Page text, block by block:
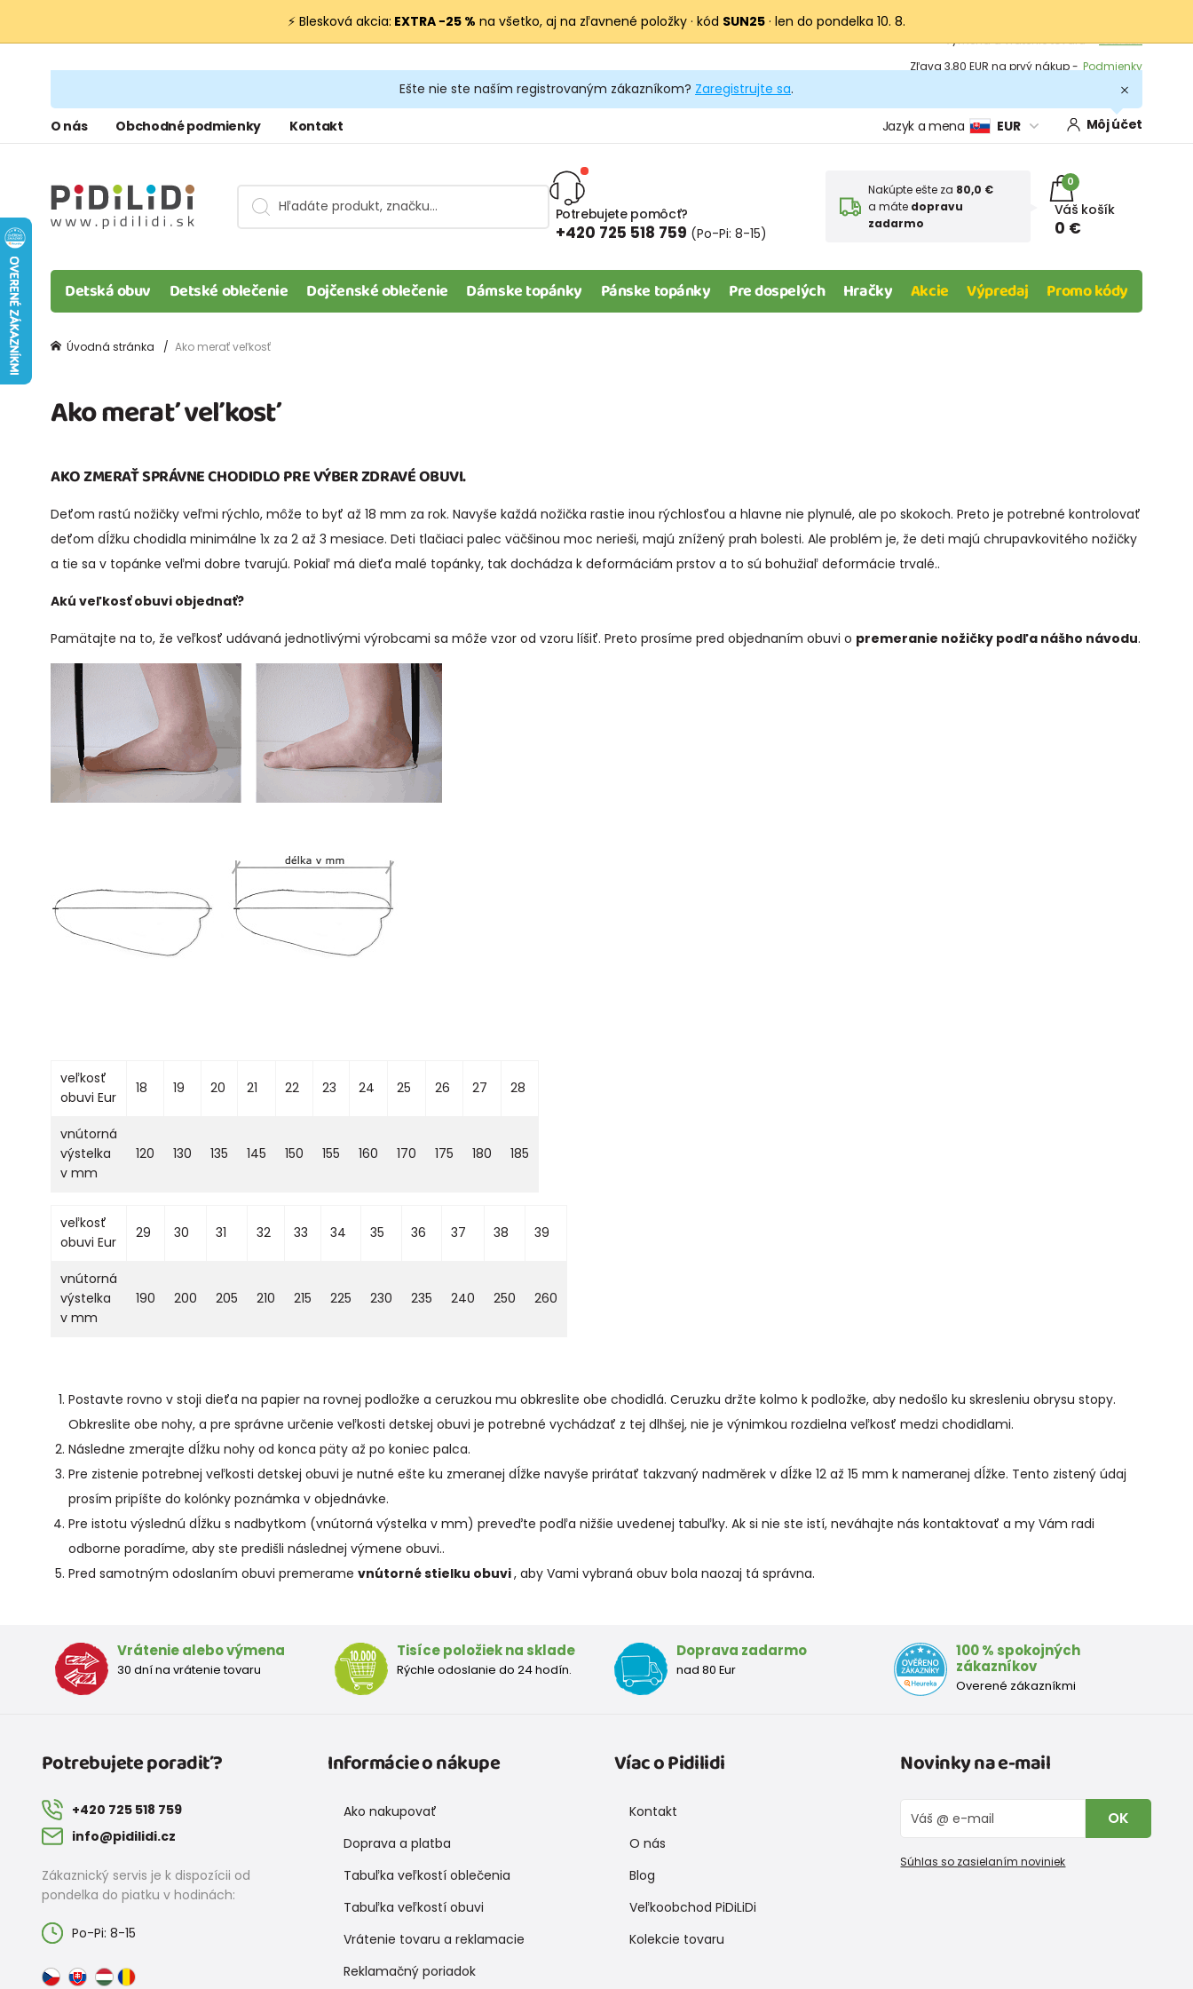
⚡ Blesková akcia: EXTRA −25 % na všetko, aj na zľavnené položky · kód SUN25 · len do pondelka 10. 8.
Podmienky
Ešte nie ste naším registrovaným zákazníkom? Zaregistrujte sa.
O nás Obchodné podmienky Kontakt Jazyk a mena EUR Môj účet
Potrebujete pomôcť?
+420 725 518 759 (Po-Pi: 8-15)
Nakúpte ešte za 80,0 €
a máte dopravu
zadarmo
0
Váš košík
0 €
Detská obuv Detské oblečenie Dojčenské oblečenie Dámske topánky Pánske topánky Pre dospelých Hračky Akcie Výpredaj Promo kódy
Úvodná stránka Ako merať veľkosť
Ako merať veľkosť
AKO ZMERAŤ SPRÁVNE CHODIDLO PRE VÝBER ZDRAVÉ OBUVI.
Deťom rastú nožičky veľmi rýchlo, môže to byť až 18 mm za rok. Navyše každá nožička rastie inou rýchlosťou a hlavne nie plynulé, ale po skokoch. Preto je potrebné kontrolovať
deťom dĺžku chodidla minimálne 1x za 2 až 3 mesiace. Deti tlačiaci palec väčšinou moc nerieši, majú znížený prah bolesti. Ale problém je, že deti majú chrupavkovitého nožičky
a tie sa v topánke veľmi dobre tvarujú. Pokiaľ má dieťa malé topánky, tak dochádza k deformáciám prstov a to sú bohužiaľ deformácie trvalé..
Akú veľkosť obuvi objednať?
Pamätajte na to, že veľkosť udávaná jednotlivými výrobcami sa môže vzor od vzoru líšiť. Preto prosíme pred objednaním obuvi o premeranie nožičky podľa nášho návodu.
veľkosť
obuvi Eur
18 19 20 21 22 23 24 25 26 27 28
vnútorná
výstelka
v mm
120 130 135 145 150 155 160 170 175 180 185
veľkosť
obuvi Eur
29 30 31 32 33 34 35 36 37 38 39
vnútorná
výstelka
v mm
190 200 205 210 215 225 230 235 240 250 260
Postavte rovno v stoji dieťa na papier na rovnej podložke a ceruzkou mu obkreslite obe chodidlá. Ceruzku držte kolmo k podložke, aby nedošlo ku skresleniu obrysu stopy.
Obkreslite obe nohy, a pre správne určenie veľkosti detskej obuvi je potrebné vychádzať z tej dlhšej, nie je výnimkou rozdielna veľkosť medzi chodidlami.
Následne zmerajte dĺžku nohy od konca päty až po koniec palca.
Pre zistenie potrebnej veľkosti detskej obuvi je nutné ešte ku zmeranej dĺžke navyše prirátať takzvaný nadměrek v dĺžke 12 až 15 mm k nameranej dĺžke. Tento zistený údaj
prosím pripíšte do kolónky poznámka v objednávke.
Pre istotu výslednú dĺžku s nadbytkom (vnútorná výstelka v mm) preveďte podľa nižšie uvedenej tabuľky. Ak si nie ste istí, neváhajte nás kontaktovať a my Vám radi
odborne poradíme, aby ste predišli následnej výmene obuvi..
Pred samotným odoslaním obuvi premerame vnútorné stielku obuvi, aby Vami vybraná obuv bola naozaj tá správna.
Vrátenie alebo výmena
30 dní na vrátenie tovaru
Tisíce položiek na sklade
Rýchle odoslanie do 24 hodín.
Doprava zadarmo
nad 80 Eur
100 % spokojných
zákazníkov
Overené zákazníkmi
Potrebujete poradiť?
+420 725 518 759
info@pidilidi.cz
Zákaznický servis je k dispozícii od
pondelka do piatku v hodinách:
Po-Pi: 8-15
Informácie o nákupe
Ako nakupovať
Doprava a platba
Tabuľka veľkostí oblečenia
Tabuľka veľkostí obuvi
Vrátenie tovaru a reklamacie
Reklamačný poriadok
Víac o Pidilidi
Kontakt
O nás
Blog
Veľkoobchod PiDiLiDi
Kolekcie tovaru
Novinky na e-mail
OK
Súhlas so zasielaním noviniek